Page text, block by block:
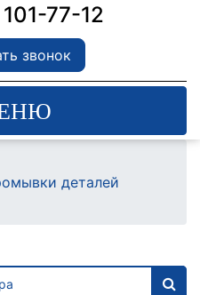
77-12
звонок
деталей